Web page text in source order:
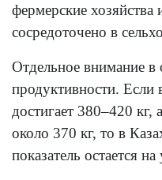
фермерские
сосредоточено в
Отдельное внимание в
продуктивности.
достигает 380–420
около 370 кг, то в
показатель остается